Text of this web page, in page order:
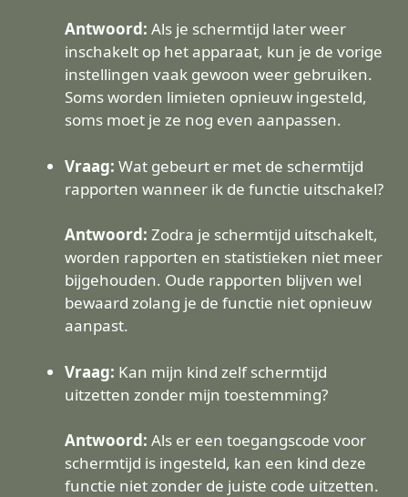
Antwoord: Als je schermtijd later weer
inschakelt op het apparaat, kun je de vorige
instellingen vaak gewoon weer gebruiken.
Soms worden limieten opnieuw ingesteld,
soms moet je ze nog even aanpassen.
Vraag: Wat gebeurt er met de schermtijd
rapporten wanneer ik de functie uitschakel?
Antwoord: Zodra je schermtijd uitschakelt,
worden rapporten en statistieken niet meer
bijgehouden. Oude rapporten blijven wel
bewaard zolang je de functie niet opnieuw
aanpast.
Vraag: Kan mijn kind zelf schermtijd
uitzetten zonder mijn toestemming?
Antwoord: Als er een toegangscode voor
schermtijd is ingesteld, kan een kind deze
functie niet zonder de juiste code uitzetten.